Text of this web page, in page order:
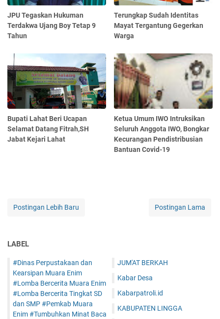
JPU Tegaskan Hukuman
Terdakwa Ujang Boy Tetap 9
Tahun
Terungkap Sudah Identitas
Mayat Tergantung Gegerkan
Warga
Bupati Lahat Beri Ucapan
Selamat Datang Fitrah,SH
Jabat Kejari Lahat
Ketua Umum IWO Intruksikan
Seluruh Anggota IWO, Bongkar
Kecurangan Pendistribusian
Bantuan Covid-19
Postingan Lebih Baru Postingan Lama
LABEL
#Dinas Perpustakaan dan
Kearsipan Muara Enim
#Lomba Bercerita Muara Enim
#Lomba Bercerita Tingkat SD
dan SMP #Pemkab Muara
Enim #Tumbuhkan Minat Baca
JUM'AT BERKAH
Kabar Desa
Kabarpatroli.id
KABUPATEN LINGGA